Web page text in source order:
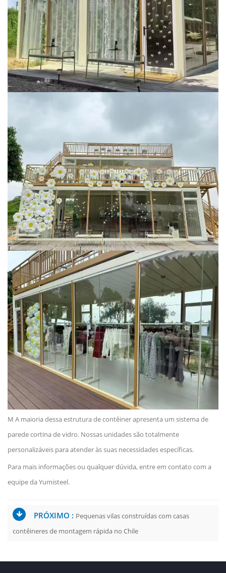
M A maioria dessa estrutura de contêiner apresenta um sistema de
parede cortina de vidro. Nossas unidades são totalmente
personalizáveis para atender às suas necessidades específicas.
Para mais informações ou qualquer dúvida, entre em contato com a
equipe da Yumisteel.
PRÓXIMO : Pequenas vilas construídas com casas
contêineres de montagem rápida no Chile